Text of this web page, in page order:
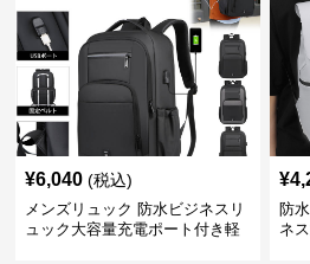
¥6,040 (税込)
メンズリュック 防水ビジネスリ
ュック大容量充電ポート付き軽
¥
防
ネ